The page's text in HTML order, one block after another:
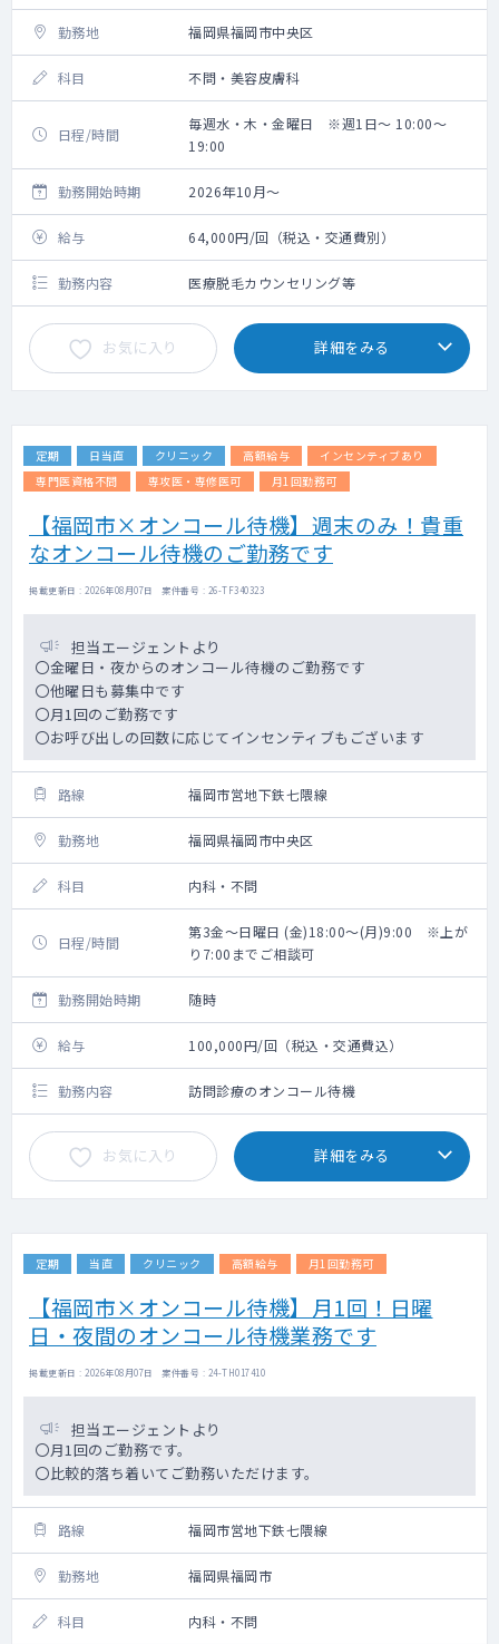
勤務地 福岡県福岡市中央区
科目 不問・美容皮膚科
日程/時間
毎週水・木・金曜日 ※週1日～ 10:00～
19:00
勤務開始時期 2026年10月～
給与 64,000円/回（税込・交通費別）
勤務内容 医療脱毛カウンセリング等
お気に入り 詳細をみる
定期 日当直 クリニック 高額給与
インセンティブあり
専門医資格不問
専攻医・専修医可 月1回勤務可
【福岡市×オンコール待機】週末のみ！貴重
なオンコール待機のご勤務です
掲載更新日 : 2026年08月07日 案件番号 : 26-TF340323
担当エージェントより
〇金曜日・夜からのオンコール待機のご勤務です
〇他曜日も募集中です
〇月1回のご勤務です
〇お呼び出しの回数に応じてインセンティブもございます
路線 福岡市営地下鉄七隈線
勤務地 福岡県福岡市中央区
科目 内科・不問
日程/時間
第3金～日曜日 (金)18:00～(月)9:00 ※上が
り7:00までご相談可
勤務開始時期 随時
給与 100,000円/回（税込・交通費込）
勤務内容 訪問診療のオンコール待機
お気に入り 詳細をみる
定期 当直 クリニック 高額給与 月1回勤務可
【福岡市×オンコール待機】月1回！日曜
日・夜間のオンコール待機業務です
掲載更新日 : 2026年08月07日 案件番号 : 24-TH017410
担当エージェントより
〇月1回のご勤務です。
〇比較的落ち着いてご勤務いただけます。
路線 福岡市営地下鉄七隈線
勤務地 福岡県福岡市
科目 内科・不問